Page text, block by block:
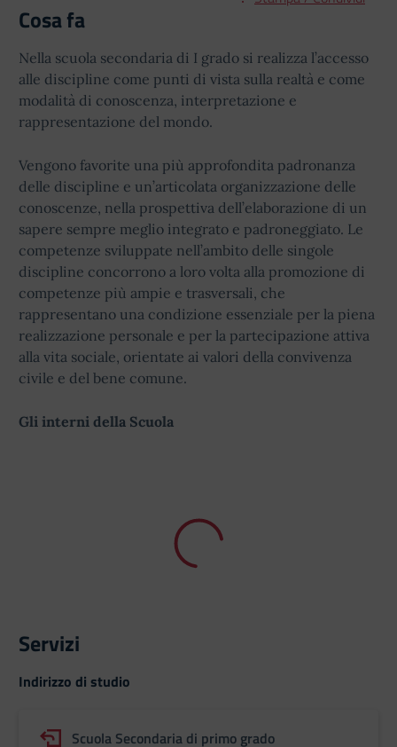
Cosa fa
Nella scuola secondaria di I grado si realizza l’accesso
alle discipline come punti di vista sulla realtà e come
modalità di conoscenza, interpretazione e
rappresentazione del mondo.
Vengono favorite una più approfondita padronanza
delle discipline e un’articolata organizzazione delle
conoscenze, nella prospettiva dell’elaborazione di un
sapere sempre meglio integrato e padroneggiato. Le
competenze sviluppate nell’ambito delle singole
discipline concorrono a loro volta alla promozione di
competenze più ampie e trasversali, che
rappresentano una condizione essenziale per la piena
realizzazione personale e per la partecipazione attiva
alla vita sociale, orientate ai valori della convivenza
civile e del bene comune.
Gli interni della Scuola
Servizi
Indirizzo di studio
Scuola Secondaria di primo grado